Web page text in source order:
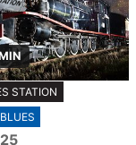
STATION
BLUES